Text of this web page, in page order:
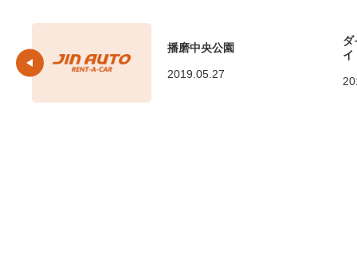
播磨中央公園
2019.05.27